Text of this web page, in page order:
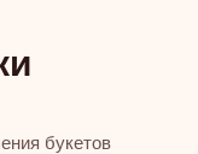
букетов